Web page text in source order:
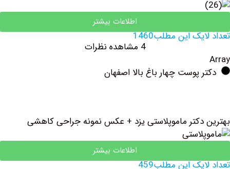
اطلاعات بیشتر
این مطلب1460
پوست چهار باغ بالا اصفهان
ماموپلاستی یزد + عکس نمونه جراحی کاهشی
اطلاعات بیشتر
این مطلب459